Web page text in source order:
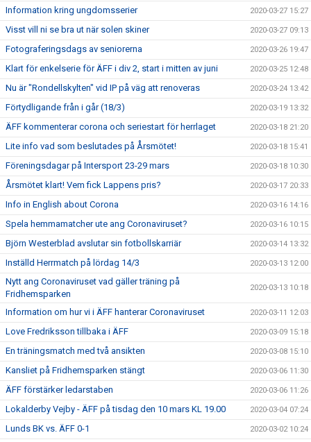
Information kring ungdomsserier 2020-03-27 15:27
Visst vill ni se bra ut när solen skiner 2020-03-27 09:13
Fotograferingsdags av seniorerna 2020-03-26 19:47
Klart för enkelserie för ÄFF i div 2, start i mitten av juni 2020-03-25 12:48
Nu är "Rondellskylten" vid IP på väg att renoveras 2020-03-24 13:42
Förtydligande från i går (18/3) 2020-03-19 13:32
ÄFF kommenterar corona och seriestart för herrlaget 2020-03-18 21:20
Lite info vad som beslutades på Årsmötet! 2020-03-18 15:41
Föreningsdagar på Intersport 23-29 mars 2020-03-18 10:30
Årsmötet klart! Vem fick Lappens pris? 2020-03-17 20:33
Info in English about Corona 2020-03-16 14:16
Spela hemmamatcher ute ang Coronaviruset? 2020-03-16 10:15
Björn Westerblad avslutar sin fotbollskarriär 2020-03-14 13:32
Inställd Herrmatch på lördag 14/3 2020-03-13 12:00
Nytt ang Coronaviruset vad gäller träning på
Fridhemsparken
2020-03-13 10:18
Information om hur vi i ÄFF hanterar Coronaviruset 2020-03-11 12:03
Love Fredriksson tillbaka i ÄFF 2020-03-09 15:18
En träningsmatch med två ansikten 2020-03-08 15:10
Kansliet på Fridhemsparken stängt 2020-03-06 11:30
ÄFF förstärker ledarstaben 2020-03-06 11:26
Lokalderby Vejby - ÄFF på tisdag den 10 mars KL 19.00 2020-03-04 07:24
Lunds BK vs. ÄFF 0-1 2020-03-02 10:24